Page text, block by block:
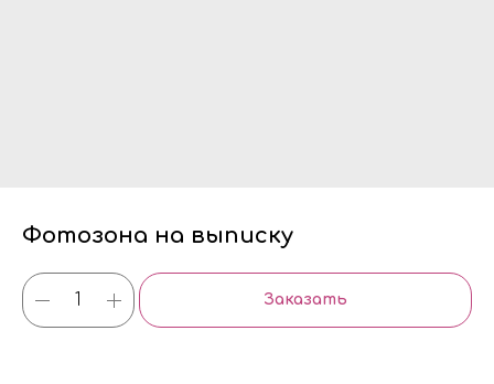
Фотозона на выписку
Заказать